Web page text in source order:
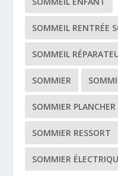
SOMMEIL RENTRÉE
SOMMEIL
SOMMIER
SOMMIER PLANCHER
SOMMIER RESSORT
SOMMIER